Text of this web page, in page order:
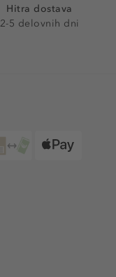
Hitra dostava
2-5 delovnih dni